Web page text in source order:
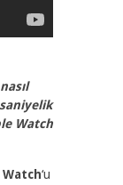
saniyelik
Watch
‘u